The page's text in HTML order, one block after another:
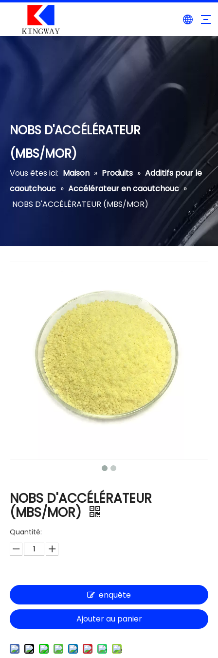
NOBS D'ACCÉLÉRATEUR
(MBS/MOR)
Vous êtes ici: Maison » Produits » Additifs pour le
caoutchouc » Accélérateur en caoutchouc »
NOBS D'ACCÉLÉRATEUR (MBS/MOR)
NOBS D'ACCÉLÉRATEUR
(MBS/MOR)
Quantité:
enquête
Ajouter au panier